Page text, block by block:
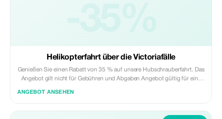
-35%
Helikopterfahrt über die Victoriafälle
Genießen Sie einen Rabatt von 35 % auf unsere Hubschrauberfahrt. Das
Angebot gilt nicht für Gebühren und Abgaben Angebot gültig für eine
ANGEBOT ANSEHEN